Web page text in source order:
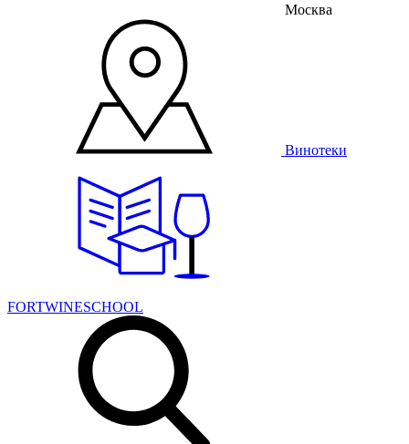
Москва
Винотеки
FORTWINESCHOOL